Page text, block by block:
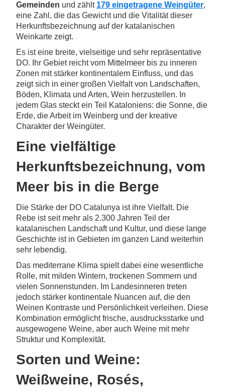
Gemeinden und zählt 179 eingetragene Weingüter,
eine Zahl, die das Gewicht und die Vitalität dieser
Herkunftsbezeichnung auf der katalanischen
Weinkarte zeigt.
Es ist eine breite, vielseitige und sehr repräsentative
DO. Ihr Gebiet reicht vom Mittelmeer bis zu inneren
Zonen mit stärker kontinentalem Einfluss, und das
zeigt sich in einer großen Vielfalt von Landschaften,
Böden, Klimata und Arten, Wein herzustellen. In
jedem Glas steckt ein Teil Kataloniens: die Sonne, die
Erde, die Arbeit im Weinberg und der kreative
Charakter der Weingüter.
Eine vielfältige
Herkunftsbezeichnung, vom
Meer bis in die Berge
Die Stärke der DO Catalunya ist ihre Vielfalt. Die
Rebe ist seit mehr als 2.300 Jahren Teil der
katalanischen Landschaft und Kultur, und diese lange
Geschichte ist in Gebieten im ganzen Land weiterhin
sehr lebendig.
Das mediterrane Klima spielt dabei eine wesentliche
Rolle, mit milden Wintern, trockenen Sommern und
vielen Sonnenstunden. Im Landesinneren treten
jedoch stärker kontinentale Nuancen auf, die den
Weinen Kontraste und Persönlichkeit verleihen. Diese
Kombination ermöglicht frische, ausdrucksstarke und
ausgewogene Weine, aber auch Weine mit mehr
Struktur und Komplexität.
Sorten und Weine:
Weißweine, Rosés,